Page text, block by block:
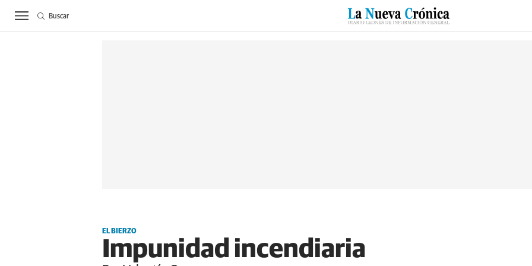
ACTUALIDAD BIERZO SUCESOS CULTURAS ESPECIALES DEPORTES
Buscar
EL BIERZO
Impunidad incendiaria